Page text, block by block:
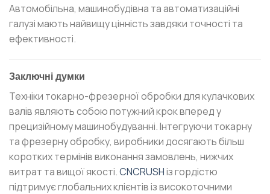
Автомобільна, машинобудівна та автоматизаційні
галузі мають найвищу цінність завдяки точності та
ефективності.
Заключні думки
Техніки токарно-фрезерної обробки для кулачкових
валів являють собою потужний крок вперед у
прецизійному машинобудуванні. Інтегруючи токарну
та фрезерну обробку, виробники досягають більш
коротких термінів виконання замовлень, нижчих
витрат та вищої якості.CNCRUSHіз гордістю
підтримує глобальних клієнтів із високоточними